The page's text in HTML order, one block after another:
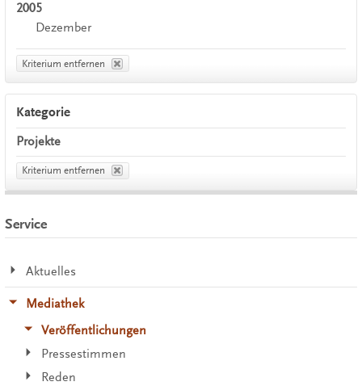
2005
Dezember
Kriterium entfernen
Kategorie
Projekte
Kriterium entfernen
Service
Aktuelles
Mediathek
Veröffentlichungen
Pressestimmen
Reden